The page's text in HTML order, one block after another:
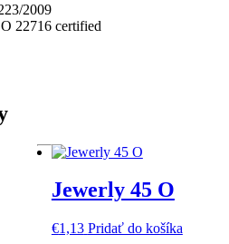
2009
22716 certified
Jewerly 45 O
€1,13 Pridať do košíka